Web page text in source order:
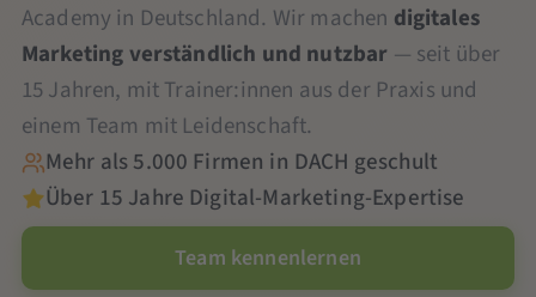
Academy in Deutschland. Wir machen digitales
Marketing verständlich und nutzbar — seit über
15 Jahren, mit Trainer:innen aus der Praxis und
einem Team mit Leidenschaft.
Mehr als 5.000 Firmen in DACH geschult
Über 15 Jahre Digital-Marketing-Expertise
Team kennenlernen